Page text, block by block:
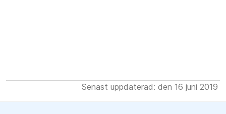
Senast uppdaterad: den 16 juni 2019